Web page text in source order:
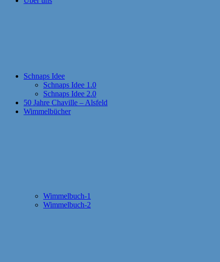
Schnaps Idee
Schnaps Idee 1.0
Schnaps Idee 2.0
50 Jahre Chaville – Alsfeld
Wimmelbücher
Wimmelbuch-1
Wimmelbuch-2